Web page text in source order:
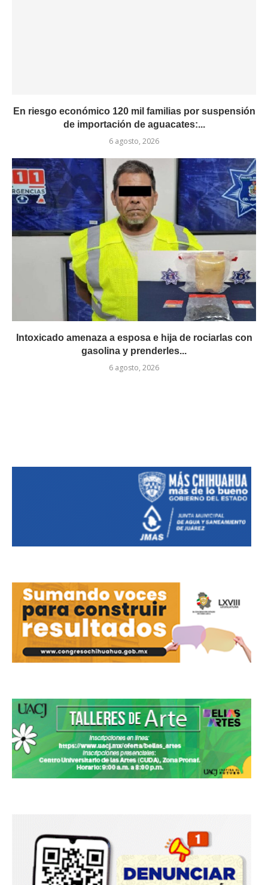
En riesgo económico 120 mil familias por suspensión
de importación de aguacates:...
6 agosto, 2026
Intoxicado amenaza a esposa e hija de rociarlas con
gasolina y prenderles...
6 agosto, 2026